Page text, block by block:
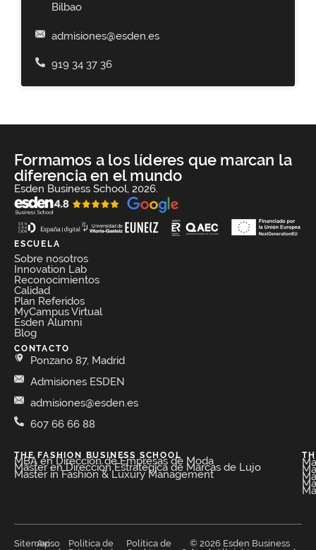
Bilbao
admisiones@esden.es
919 34 37 36
Formamos a los líderes que marcan la
diferencia en el mundo
Esden Business School, 2026.
ESCUELA
Sobre nosotros
Innovation Lab
Reconocimientos
Calidad
Plan Referidos
MyCampus Virtual
Esden Alumni
Blog
CONTACTO
Ponzano 87, Madrid
Admisiones ESDEN
admisiones@esden.es
607 66 66 88
THE FASHION BUSINESS SCHOOL​
MBA en Dirección de Empresas de Moda​
Máster en Dirección Estratégica de Marcas de Lujo
Master in Fashion & Luxury Management
© 2026 Esden Business
Sitemap
Aviso
Política de
Política de